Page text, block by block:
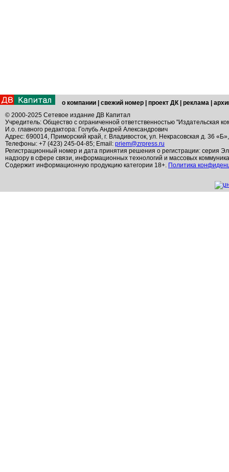
о компании свежий номер проект ДК реклама
© 2000-2025 Сетевое издание ДВ Капитал
Учредитель: Общество с ограниченной ответственностью "Издательская
И.о. главного редактора: Голубь Андрей Александрович
Адрес: 690014, Приморский край, г. Владивосток, ул. Некрасовская д. 36
Телефоны: +7 (423) 245-04-85; Email: priem@zrpress.ru
Регистрационный номер и дата принятия решения о регистрации: серия
надзору в сфере связи, информационных технологий и массовых
Содержит информационную продукцию категории 18+. Политика